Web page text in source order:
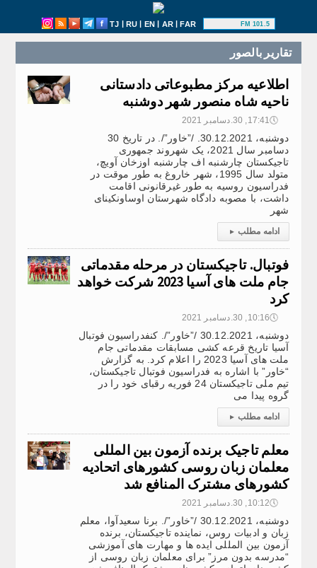
TJ | RU | EN | AR|FAR 101.5 FM
تقارير بالصور
اطلاعیه مرکز مطبوعاتی دادستانی
ناحیه شاه منصور شهر دوشنبه
🕔17:41, 30.دسامبر 2021
دوشنبه، 30.12.2021. /”خاور”/. در تاریخ 30
دسامبر سال 2021، یک شهروند جمهوری
تاجیکستان چارشنبه اف چارشنبه اوزخان آویچ،
متولد سال 1995، شهر خاروغ به طور موقت در
فدراسیون روسیه به طور غیرقانونی اقامت
داشت، با مصوبه دادگاه شهرستان اوساونکینای
شهر
ادامه مطلب ▸
فوتبال. تاجیکستان در مرحله مقدماتی
جام ملت های آسیا 2023 شرکت خواهد
کرد
🕔10:16, 30.دسامبر 2021
دوشنبه، 30.12.2021 /”خاور”/. کنفدراسیون فوتبال
آسیا تاریخ قرعه کشی مسابقات مقدماتی جام
ملت های آسیا 2023 را اعلام کرد. به گزارش
“خاور” با اشاره به فدراسیون فوتبال تاجیکستان،
تیم ملی تاجیکستان 24 فوریه رقبای خود را در
گروه پیدا می
ادامه مطلب ▸
معلم تاجیک برنده آزمون بین المللی
معلمان زبان روسی کشورهای اتحادیه
کشورهای مشترک المنافع شد
🕔10:12, 30.دسامبر 2021
دوشنبه، 30.12.2021 /”خاور”/. برنا سعیدآوا، معلم
زبان و ادبیات روس، نماینده تاجیکستان، برنده
آزمون بین المللی ایده ها و مهارت های آموزشی
“مدرسه بدون مرز” برای معلمان زبان روسی از